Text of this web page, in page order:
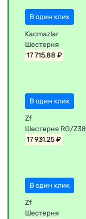
В один клик
Kacmazlar
Шестерня
17 715.88 ₽
В один клик
Zf
Шестерня RG/Z38
17 931.25 ₽
В один клик
Zf
Шестерня